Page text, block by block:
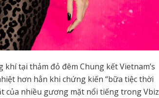
tại thảm đỏ đêm Chung kết Vietnam’s
hơn hẳn khi chứng kiến “bữa tiệc thời
của nhiều gương mặt nổi tiếng trong Vbiz